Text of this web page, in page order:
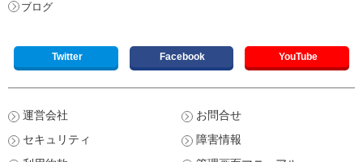
ブログ
Twitter Facebook YouTube
運営会社
セキュリティ
お問合せ
障害情報